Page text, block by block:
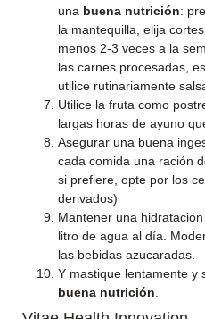
una buena nutrición:
la mantequilla, elija
menos 2-3 veces a la
las carnes procesadas,
utilice rutinariamente
Utilice la fruta como
largas horas de ayuno
Asegurar una buena
cada comida una ración
si prefiere, opte por los
derivados)
Mantener una
litro de agua al día.
las bebidas azucaradas.
Y mastique lentamente y
buena nutrición